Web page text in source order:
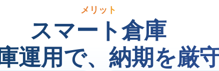
メリット
スマート倉庫
運用で、納期を厳